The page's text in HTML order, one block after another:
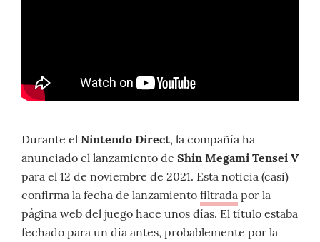
Durante el Nintendo Direct, la compañía ha
anunciado el lanzamiento de Shin Megami Tensei V
para el 12 de noviembre de 2021. Esta noticia (casi)
confirma la fecha de lanzamiento filtrada por la
página web del juego hace unos días. El título estaba
fechado para un día antes, probablemente por la